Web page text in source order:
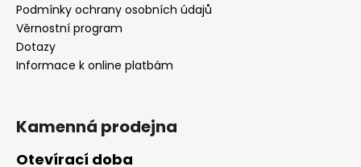
Podmínky ochrany osobních údajů
Věrnostní program
Dotazy
Informace k online platbám
Kamenná prodejna
Otevírací doba